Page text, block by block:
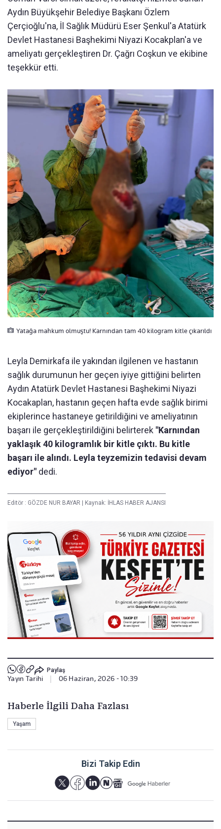
Aydın Büyükşehir Belediye Başkanı Özlem
Çerçioğlu'na, İl Sağlık Müdürü Eser Şenkul'a Atatürk
Devlet Hastanesi Başhekimi Niyazi Kocakplan'a ve
ameliyatı gerçekleştiren Dr. Çağrı Coşkun ve ekibine
teşekkür etti.
Yatağa mahkum olmuştu! Karnından tam 40 kilogram kitle çıkarıldı
Leyla Demirkafa ile yakından ilgilenen ve hastanın
sağlık durumunun her geçen iyiye gittiğini belirten
Aydın Atatürk Devlet Hastanesi Başhekimi Niyazi
Kocakaplan, hastanın geçen hafta evde sağlık birimi
ekiplerince hastaneye getirildiğini ve ameliyatının
başarı ile gerçekleştirildiğini belirterek "Karnından
yaklaşık 40 kilogramlık bir kitle çıktı. Bu kitle
başarı ile alındı. Leyla teyzemizin tedavisi devam
ediyor" dedi.
Editör : GÖZDE NUR BAYAR | Kaynak: İHLAS HABER AJANSI
Paylaş
Yayın Tarihi 06 Haziran, 2026 - 10:39
Haberle İlgili Daha Fazlası
Yaşam
Bizi Takip Edin